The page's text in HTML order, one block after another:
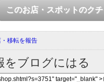
このお店・スポットのク
移転を報告
をブログにはる